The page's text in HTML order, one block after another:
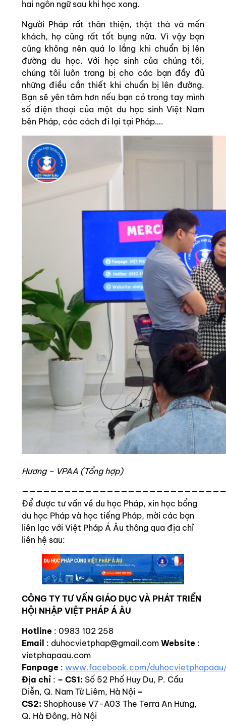
hai ngôn ngữ sau khi học xong.
Người Pháp rất thân thiện, thật thà và mến
khách, họ cũng rất tốt bụng nữa. Vì vậy bạn
cũng không nên quá lo lắng khi chuẩn bị lên
đường du học. Với học sinh của chúng tôi,
chúng tôi luôn trang bị cho các bạn đầy đủ
những điều cần thiết khi chuẩn bị lên đường.
Bạn sẽ yên tâm hơn nếu bạn có trong tay mình
số điện thoại của một du học sinh Việt Nam
bên Pháp, các cách đi lại tại Pháp….
Hương – VPAA (Tổng hợp)
Để được tư vấn về du học Pháp, xin học bổng
du học Pháp và học tiếng Pháp, mời các bạn
liên lạc với Việt Pháp Á Âu thông qua địa chỉ
liên hệ sau:
CÔNG TY TƯ VẤN GIÁO DỤC VÀ PHÁT TRIỂN
HỘI NHẬP VIỆT PHÁP Á ÂU
Hotline : 0983 102 258
Email : duhocvietphap@gmail.com Website :
vietphapaau.com
Fanpage : www.facebook.com/
Địa chỉ : – CS1: Số 52 Phố Huy Du, P. Cầu
Diễn, Q. Nam Từ Liêm, Hà Nội –
CS2: Shophouse V7-A03 The Terra An Hưng,
Q. Hà Đông, Hà Nội